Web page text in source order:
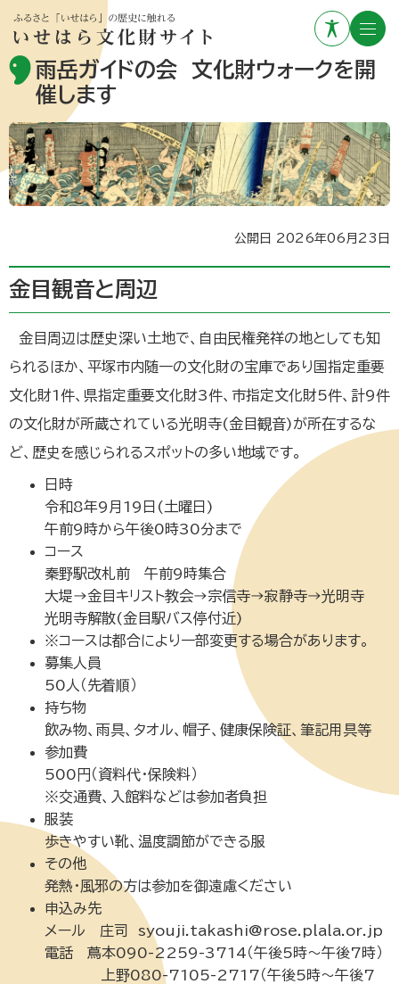
雨岳ガイドの会 文化財ウォークを開
催します
公開日 2026年06月23日
金目観音と周辺
金目周辺は歴史深い土地で、自由民権発祥の地としても知
られるほか、平塚市内随一の文化財の宝庫であり国指定重要
文化財1件、県指定重要文化財3件、市指定文化財5件、計9件
の文化財が所蔵されている光明寺(金目観音)が所在するな
ど、歴史を感じられるスポットの多い地域です。
日時
令和8年9月19日(土曜日)
午前9時から午後0時30分まで
コース
秦野駅改札前 午前9時集合
大堤→金目キリスト教会→宗信寺→寂静寺→光明寺
光明寺解散(金目駅バス停付近)
※コースは都合により一部変更する場合があります。
募集人員
50人（先着順）
持ち物
飲み物、雨具、タオル、帽子、健康保険証、筆記用具等
参加費
500円（資料代・保険料）
※交通費、入館料などは参加者負担
服装
歩きやすい靴、温度調節ができる服
その他
発熱・風邪の方は参加を御遠慮ください
申込み先
メール 庄司 syouji.takashi@rose.plala.or.jp
電話 蔦本090-2259-3714（午後5時～午後7時）
上野080-7105-2717（午後5時～午後7